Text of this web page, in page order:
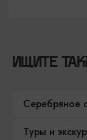
ИЩИТЕ
Серебряное
Туры и